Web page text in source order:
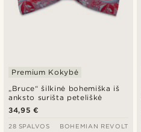
„Bruce“ šilkinė bohemiška iš
anksto surišta peteliškė
Premium Kokybė
34,95 €
28 SPALVOS BOHEMIAN REVOLT